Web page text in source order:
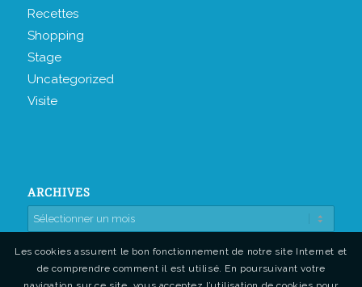
Recettes
Shopping
Stage
Uncategorized
Visite
ARCHIVES
Les cookies assurent le bon fonctionnement de notre site Internet et
de comprendre comment il est utilisé. En poursuivant votre